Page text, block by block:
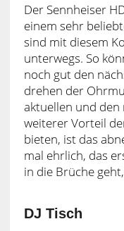
Der Sennheiser
einem sehr
sind mit diesem
unterwegs. So
noch gut den
drehen der
aktuellen und den
weiterer Vorteil
bieten, ist das
mal ehrlich, das
in die Brüche
DJ Tisch